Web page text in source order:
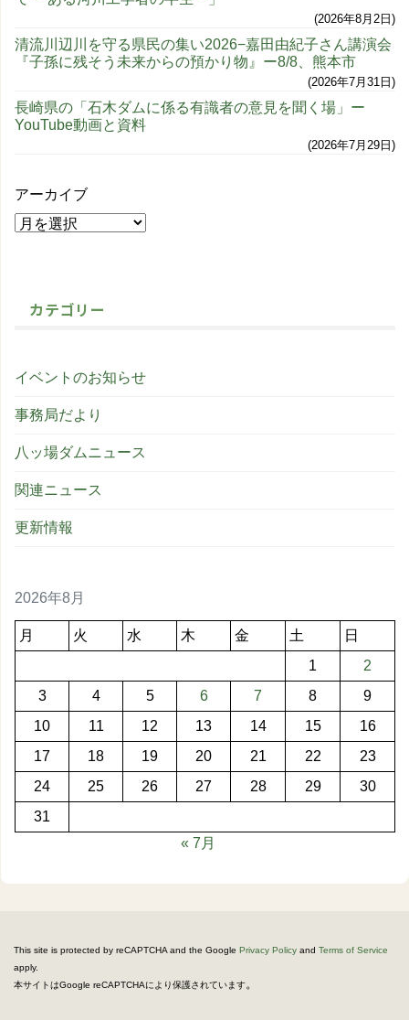
2026年8月2日
清流川辺川を守る県民の集い2026−嘉田由紀子さん講演会
『子孫に残そう未来からの預かり物』ー8/8、熊本市
2026年7月31日
長崎県の「石木ダムに係る有識者の意見を聞く場」ー
YouTube動画と資料
2026年7月29日
アーカイブ
カテゴリー
イベントのお知らせ
事務局だより
八ッ場ダムニュース
関連ニュース
更新情報
2026年8月
月 火 水 木 金 土
日
1
2
3
4 5 6 7 8
9
10
11 12 13 14 15
16
17
18 19 20 21 22
23
24
25 26 27 28 29
30
31
« 7月
This site is protected by reCAPTCHA and the Google Privacy Policy and Terms of Service
apply.
本サイトはGoogle reCAPTCHAにより保護されています。